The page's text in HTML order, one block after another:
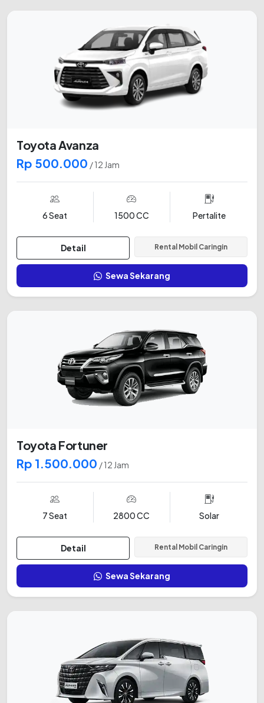
Toyota Avanza
Rp 500.000 / 12 Jam
6 Seat 1500 CC Pertalite
Detail Rental Mobil Caringin
Sewa Sekarang
Toyota Fortuner
Rp 1.500.000 / 12 Jam
7 Seat 2800 CC Solar
Detail Rental Mobil Caringin
Sewa Sekarang